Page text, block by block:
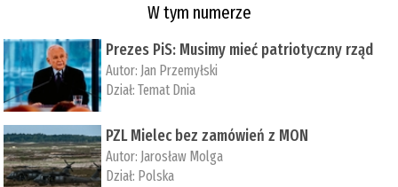
W tym numerze
Prezes PiS: Musimy mieć patriotyczny rząd
Autor: Jan Przemyłski
Dział:Temat Dnia
PZL Mielec bez zamówień z MON
Autor: Jarosław Molga
Dział: Polska